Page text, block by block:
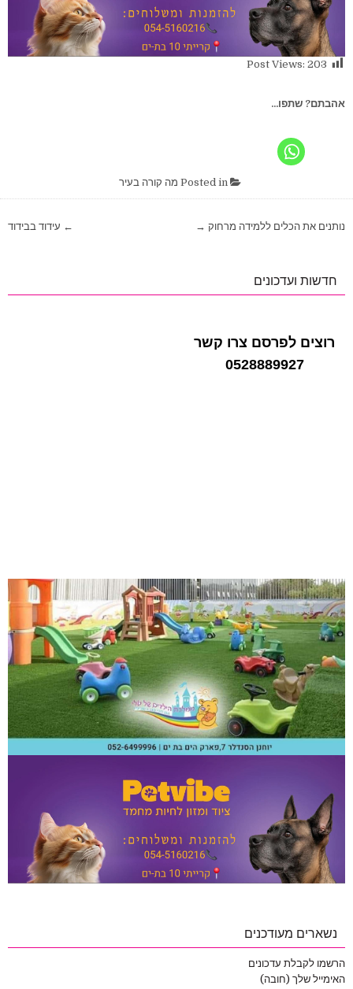
Post Views: 203
אהבתם? שתפו...
מה קורה בעיר
ניווט ← עידוד בבידוד נותנים את הכלים ללמידה מרחוק →
חדשות ועדכונים
רוצים לפרסם צרו קשר
0528889927
נשארים מעודכנים
הרשמו לקבלת עדכונים
האימייל שלך (חובה)